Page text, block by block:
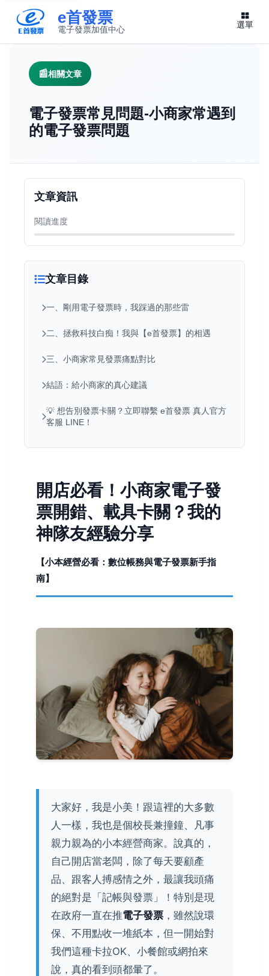
e首發票
電子發票加值中心 選單
相關文章
電子發票常見問題-小商家常遇到
的電子發票問題
文章目錄
一、剛用電子發票時，我踩過的那些雷
二、拯救科技白痴！我與【e首發票】的相遇
三、小商家常見發票痛點對比
結語：給小商家的真心建議
💡 想告別發票卡關？立即聯繫 e首發票 真人官方
客服 LINE！
開店必看！小商家電子發
票開錯、載具卡關？我的
神隊友經驗分享
【小本經營必看：數位帳務與電子發票新手指
南】
大家好，我是小美！跟這裡的大多數
人一樣，我也是個校長兼撞鐘、凡事
親力親為的小本經營商家。說真的，
自己開店當老闆，除了每天要顧產
品、跟客人搏感情之外，最讓我頭痛
的絕對是「記帳與發票」！特別是現
在政府一直在推電子發票 ，雖然說環
保、不用點收一堆紙本，但一開始對
我們這種卡拉OK、小餐館或網拍來
說，真的看到頭都暈了。
文章資訊
閱讀進度